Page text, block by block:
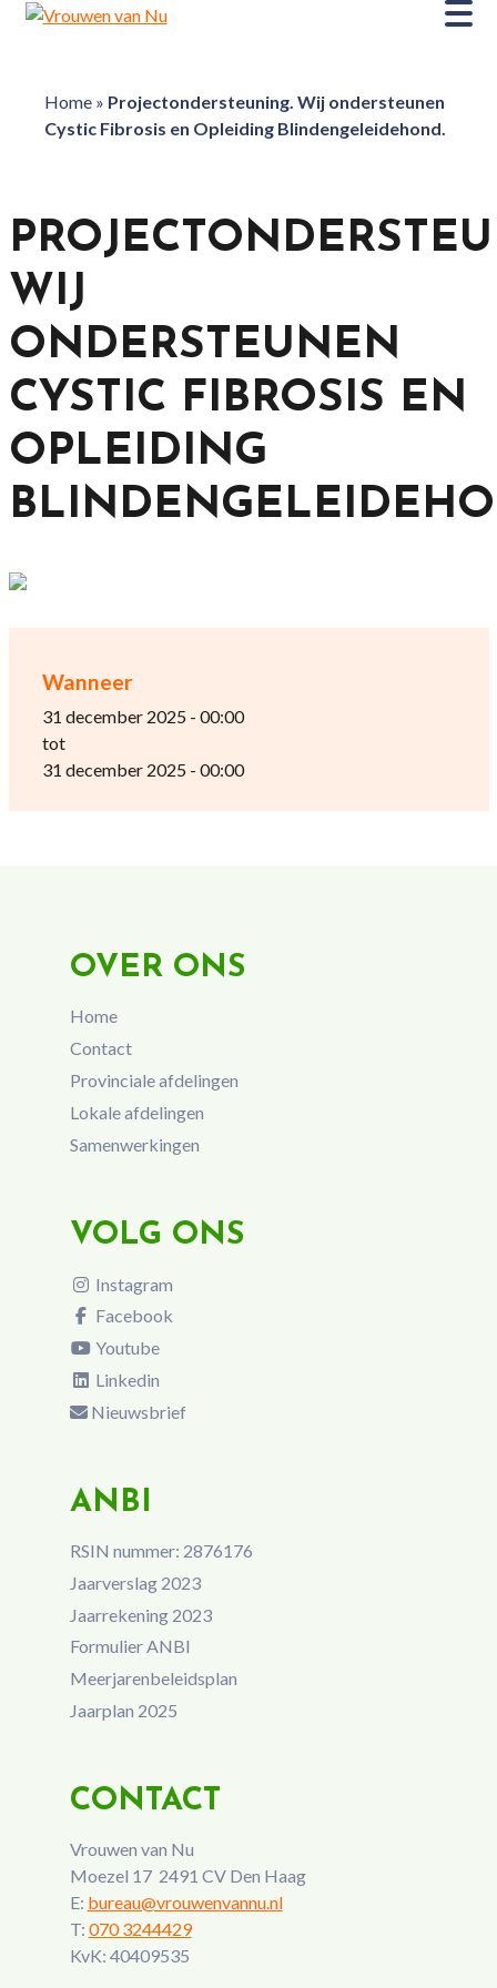
Home» Projectondersteuning. Wij ondersteunen
Cystic Fibrosis en Opleiding Blindengeleidehond.
Wanneer
31 december 2025 - 00:00
tot
31 december 2025 - 00:00
WIJ
ONDERSTEUNEN
CYSTIC FIBROSIS EN
OPLEIDING
OVER ONS
Home
Contact
Provinciale afdelingen
Lokale afdelingen
Samenwerkingen
VOLG ONS
Instagram
Facebook
Youtube
Linkedin
Nieuwsbrief
ANBI
RSIN nummer: 2876176
Jaarverslag 2023
Jaarrekening 2023
Formulier ANBI
Meerjarenbeleidsplan
Jaarplan 2025
CONTACT
Vrouwen van Nu
Moezel 17 2491 CV Den Haag
E: bureau@vrouwenvannu.nl
T: 070 3244429
KvK: 40409535